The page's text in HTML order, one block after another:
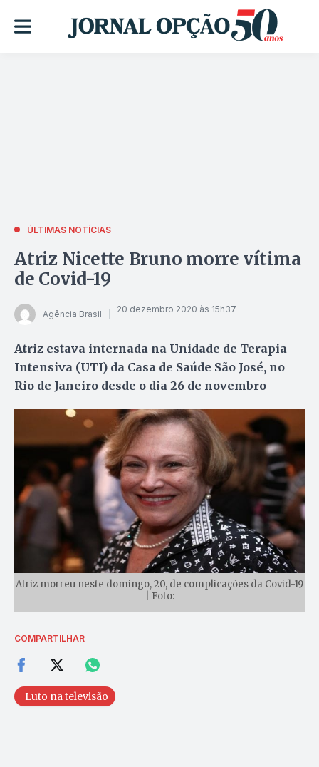
ÚLTIMAS NOTÍCIAS
Atriz Nicette Bruno morre vítima
de Covid-19
Agência Brasil 20 dezembro 2020 às 15h37
Atriz estava internada na Unidade de Terapia
Intensiva (UTI) da Casa de Saúde São José, no
Rio de Janeiro desde o dia 26 de novembro
Atriz morreu neste domingo, 20, de complicações da Covid-19
| Foto:
COMPARTILHAR
Luto na televisão